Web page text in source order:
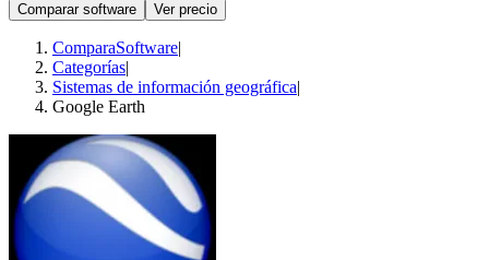
Comparar software
Ver precio
ComparaSoftware|
Categorías|
Sistemas de información geográfica|
Google Earth